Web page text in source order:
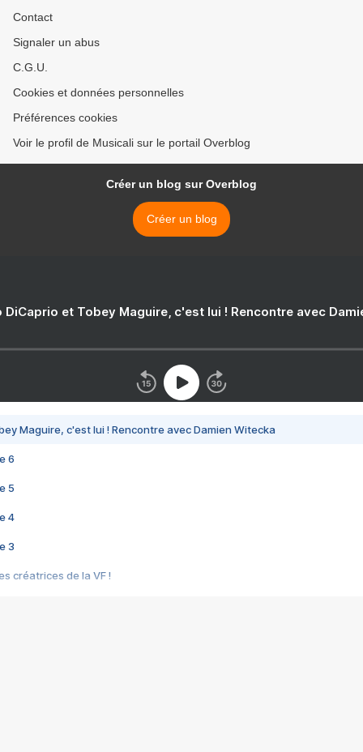
Contact
Signaler un abus
C.G.U.
Cookies et données personnelles
Préférences cookies
Voir le profil de Musicali sur le portail Overblog
Créer un blog sur Overblog
Créer un blog
DiCaprio et Tobey Maguire, c'est lui ! Rencontre avec
Maguire, c'est lui ! Rencontre avec Damien Witecka
6
5
4
3
créatrices de la VF !